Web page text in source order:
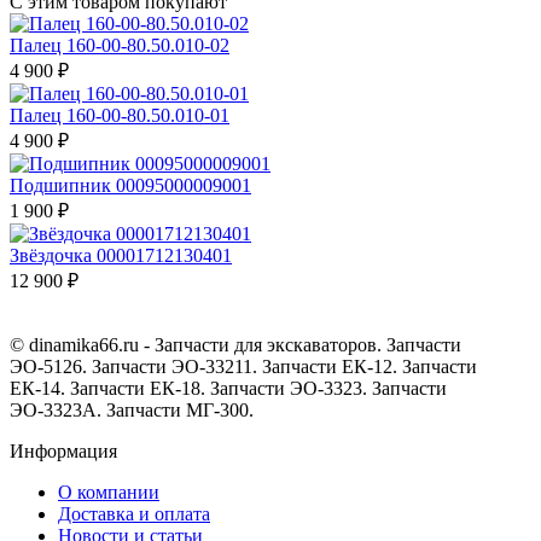
Палец 160-00-80.50.010-02
4 900 ₽
Палец 160-00-80.50.010-01
4 900 ₽
Подшипник 00095000009001
1 900 ₽
Звёздочка 00001712130401
12 900 ₽
© dinamika66.ru - Запчасти для экскаваторов. Запчасти
ЭО-5126. Запчасти ЭО-33211. Запчасти ЕК-12. Запчасти
ЕК-14. Запчасти ЕК-18. Запчасти ЭО-3323. Запчасти
ЭО-3323А. Запчасти МГ-300.
Информация
О компании
Доставка и оплата
Новости и статьи